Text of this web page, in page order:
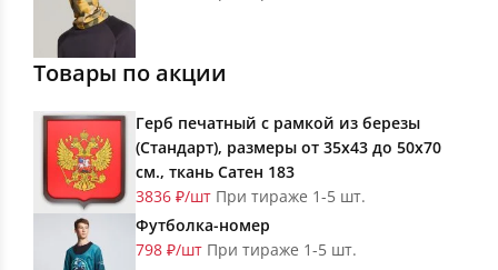
Товары по акции
Герб печатный с рамкой из березы
(Стандарт), размеры от 35х43 до 50х70
см., ткань Сатен 183
3836 ₽/шт При тираже 1-5 шт.
Футболка-номер
798 ₽/шт При тираже 1-5 шт.